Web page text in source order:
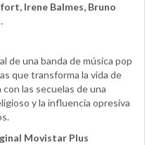
Irene Balmes, Bruno
.
de una banda de música pop
que transforma la vida de
las secuelas de una
y la influencia opresiva
Movistar Plus